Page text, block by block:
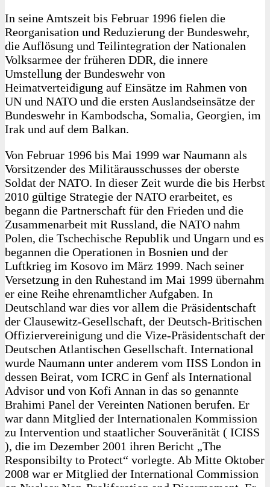
In seine Amtszeit bis Februar 1996 fielen die
Reorganisation und Reduzierung der Bundeswehr,
die Auflösung und Teilintegration der Nationalen
Volksarmee der früheren DDR, die innere
Umstellung der Bundeswehr von
Heimatverteidigung auf Einsätze im Rahmen von
UN und NATO und die ersten Auslandseinsätze der
Bundeswehr in Kambodscha, Somalia, Georgien, im
Irak und auf dem Balkan.
Von Februar 1996 bis Mai 1999 war Naumann als
Vorsitzender des Militärausschusses der oberste
Soldat der NATO. In dieser Zeit wurde die bis Herbst
2010 gültige Strategie der NATO erarbeitet, es
begann die Partnerschaft für den Frieden und die
Zusammenarbeit mit Russland, die NATO nahm
Polen, die Tschechische Republik und Ungarn und es
begannen die Operationen in Bosnien und der
Luftkrieg im Kosovo im März 1999. Nach seiner
Versetzung in den Ruhestand im Mai 1999 übernahm
er eine Reihe ehrenamtlicher Aufgaben. In
Deutschland war dies vor allem die Präsidentschaft
der Clausewitz-Gesellschaft, der Deutsch-Britischen
Offiziervereinigung und die Vize-Präsidentschaft der
Deutschen Atlantischen Gesellschaft. International
wurde Naumann unter anderem vom IISS London in
dessen Beirat, vom ICRC in Genf als International
Advisor und von Kofi Annan in das so genannte
Brahimi Panel der Vereinten Nationen berufen. Er
war dann Mitglied der Internationalen Kommission
zu Intervention und staatlicher Souveränität ( ICISS
), die im Dezember 2001 ihren Bericht „The
Responsibilty to Protect“ vorlegte. Ab Mitte Oktober
2008 war er Mitglied der International Commission